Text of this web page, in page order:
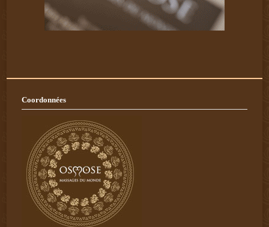
Coordonnées